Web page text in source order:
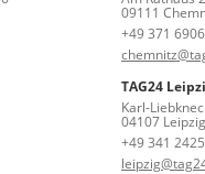
09111
+49 371
TAG24
Karl-
04107 Leipzig
+49 341